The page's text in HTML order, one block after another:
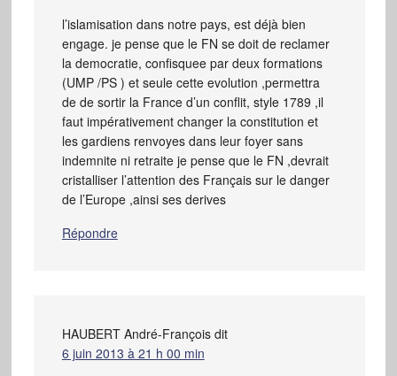
l’islamisation dans notre pays, est déjà bien
engage. je pense que le FN se doit de reclamer
la democratie, confisquee par deux formations
(UMP /PS ) et seule cette evolution ,permettra
de de sortir la France d’un conflit, style 1789 ,il
faut impérativement changer la constitution et
les gardiens renvoyes dans leur foyer sans
indemnite ni retraite je pense que le FN ,devrait
cristalliser l’attention des Français sur le danger
de l’Europe ,ainsi ses derives
Répondre
HAUBERT André-François dit
6 juin 2013 à 21 h 00 min